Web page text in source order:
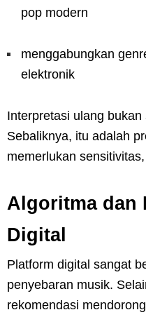
pop modern
menggabungkan
elektronik
Interpretasi ulang
Sebaliknya, itu adalah
memerlukan
Algoritma dan
Digital
Platform digital sangat
penyebaran musik.
rekomendasi